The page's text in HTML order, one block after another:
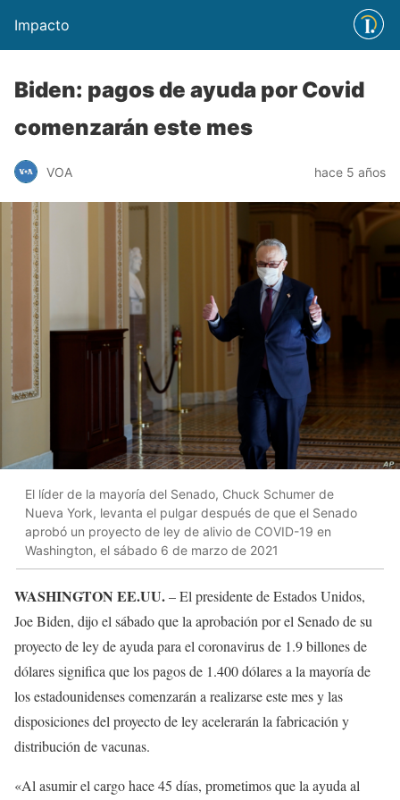
Impacto
Biden: pagos de ayuda por Covid
comenzarán este mes
VOA hace 5 años
El líder de la mayoría del Senado, Chuck Schumer de
Nueva York, levanta el pulgar después de que el Senado
aprobó un proyecto de ley de alivio de COVID-19 en
Washington, el sábado 6 de marzo de 2021
WASHINGTON EE.UU.– El presidente de Estados Unidos,
Joe Biden, dijo el sábado que la aprobación por el Senado de su
proyecto de ley de ayuda para el coronavirus de 1.9 billones de
dólares significa que los pagos de 1.400 dólares a la mayoría de
los estadounidenses comenzarán a realizarse este mes y las
disposiciones del proyecto de ley acelerarán la fabricación y
distribución de vacunas.
«Al asumir el cargo hace 45 días, prometimos que la ayuda al